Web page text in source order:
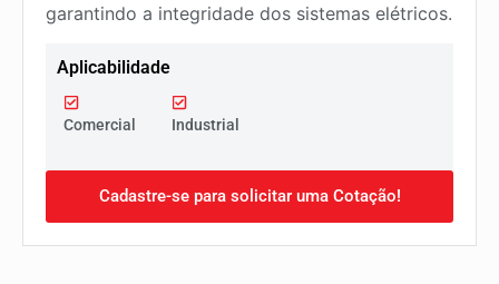
garantindo a integridade dos sistemas elétricos.
Aplicabilidade
Comercial Industrial
Cadastre-se para solicitar uma Cotação!